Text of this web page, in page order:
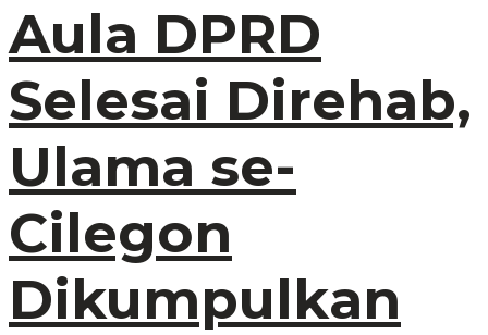
Aula DPRD
Selesai Direhab,
Ulama se-
Cilegon
Dikumpulkan